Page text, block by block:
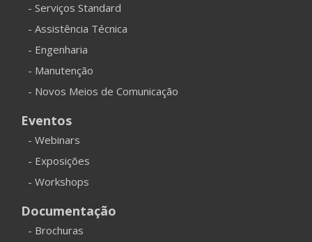
- Serviços Standard
- Assistência Técnica
- Engenharia
- Manutenção
- Novos Meios de Comunicação
Eventos
- Webinars
- Exposições
- Workshops
Documentação
- Brochuras